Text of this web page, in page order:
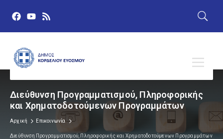
Διεύθυνση Προγραμματισμού, Πληροφορικής
και Χρηματοδοτούμενων Προγραμμάτων
Αρχική Επικοινωνία
Διεύθυνση Προγραμματισμού, Πληροφορικής και Χρηματοδοτούμενων Προγραμμάτων